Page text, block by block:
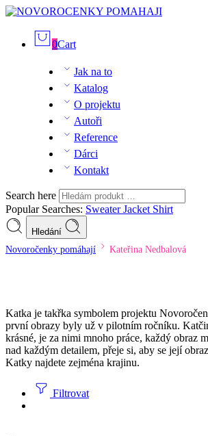
0Cart
Jak na to
Katalog
O projektu
Autoři
Reference
Dárci
Kontakt
Search here
Popular Searches: SweaterJacket Shirt
Hledání
Novoročenky pomáhají Kateřina Nedbalová
Katka je takřka symbolem projektu
první obrazy byly už v pilotním ročníku.
krásné, je za nimi mnoho práce, každý obraz
nad každým detailem, přeje si, aby se její
Katky najdete zejména krajinu.
Filtrovat